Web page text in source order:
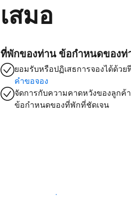
เสมอ
ที่พักของท่าน ข้อกำหนดของท่
ยอมรับหรือปฏิเสธการจองได้ด้วย
คำขอจอง
จัดการกับความคาดหวังของลูกค้
ข้อกำหนดของที่พักที่ชัดเจน
เปิดให้จองผ่านเราตั้งแต่วันนี้